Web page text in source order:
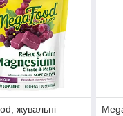
жувальні